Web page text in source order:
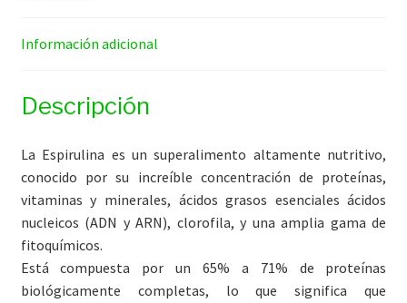
Información adicional
Descripción
La Espirulina es un superalimento altamente nutritivo,
conocido por su increíble concentración de proteínas,
vitaminas y minerales, ácidos grasos esenciales ácidos
nucleicos (ADN y ARN), clorofila, y una amplia gama de
fitoquímicos.
Está compuesta por un 65% a 71% de proteínas
biológicamente completas, lo que significa que